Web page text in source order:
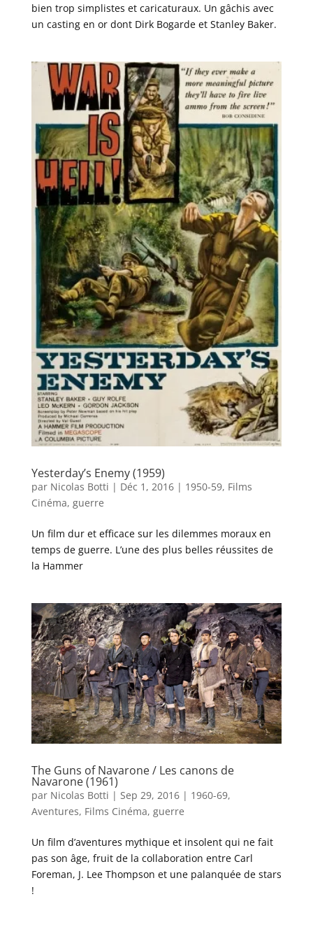
bien trop simplistes et caricaturaux. Un gâchis avec
un casting en or dont Dirk Bogarde et Stanley Baker.
Yesterday’s Enemy (1959)
par Nicolas Botti | Déc 1, 2016| 1950-59, Films
Cinéma, guerre
Un film dur et efficace sur les dilemmes moraux en
temps de guerre. L’une des plus belles réussites de
la Hammer
The Guns of Navarone / Les canons de
Navarone (1961)
par Nicolas Botti | Sep 29, 2016| 1960-69,
Aventures, Films Cinéma, guerre
Un film d’aventures mythique et insolent qui ne fait
pas son âge, fruit de la collaboration entre Carl
Foreman, J. Lee Thompson et une palanquée de stars
!